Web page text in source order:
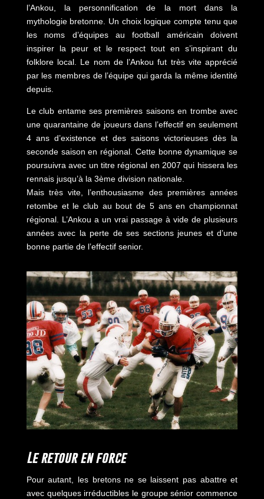
l’Ankou, la personnification de la mort dans la
mythologie bretonne. Un choix logique compte tenu que
les noms d’équipes au football américain doivent
inspirer la peur et le respect tout en s’inspirant du
folklore local. Le nom de l’Ankou fut très vite apprécié
par les membres de l’équipe qui garda la même identité
depuis.
Le club entame ses premières saisons en trombe avec
une quarantaine de joueurs dans l’effectif en seulement
4 ans d’existence et des saisons victorieuses dès la
seconde saison en régional. Cette bonne dynamique se
poursuivra avec un titre régional en 2007 qui hissera les
rennais jusqu’à la 3ème division nationale.
Mais très vite, l’enthousiasme des premières années
retombe et le club au bout de 5 ans en championnat
régional. L’Ankou a un vrai passage à vide de plusieurs
années avec la perte de ses sections jeunes et d’une
bonne partie de l’effectif senior.
Le retour en force
Pour autant, les bretons ne se laissent pas abattre et
avec quelques irréductibles le groupe sénior commence